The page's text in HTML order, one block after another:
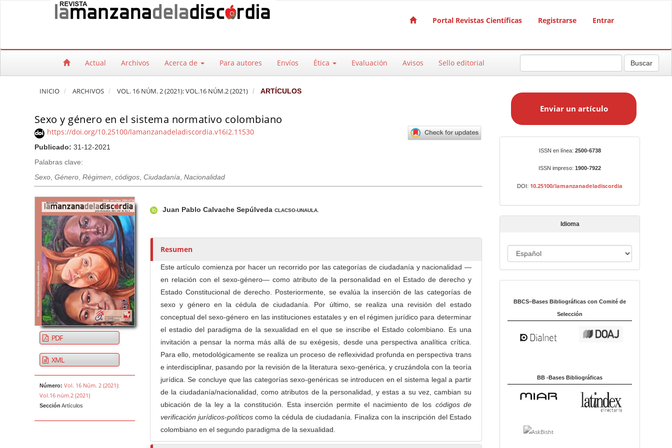
Salto rápido al contenido de la página
Navegación principal
Portal Revistas Científicas Registrarse Entrar
Actual Archivos Acerca de Para autores Envíos Ética Evaluación Avisos Sello editorial Buscar
INICIO ARCHIVOS VOL. 16 NÚM. 2 (2021): VOL.16 NÚM.2 (2021) ARTÍCULOS
Sexo y género en el sistema normativo colombiano
https://doi.org/10.25100/lamanzanadeladiscordia.v16i2.11530
Publicado: 31-12-2021
Palabras clave:
Sexo, Género, Régimen, códigos, Ciudadanía, Nacionalidad
Barra lateral del artículo
PDF
XML
Número: Vol. 16 Núm. 2 (2021):
Vol.16 núm.2 (2021)
Sección Artículos
u
o
e
Juan Pablo Calvache Sepúlveda CLACSO-UNAULA.
Resumen
Este artículo comienza por hacer un recorrido por las categorías de ciudadanía y nacionalidad —
en relación con el sexo-género— como atributo de la personalidad en el Estado de derecho y
Estado Constitucional de derecho. Posteriormente, se evalúa la inserción de las categorías de
sexo y género en la cédula de ciudadanía. Por último, se realiza una revisión del estado
conceptual del sexo-género en las instituciones estatales y en el régimen jurídico para determinar
el estadio del paradigma de la sexualidad en el que se inscribe el Estado colombiano. Es una
invitación a pensar la norma más allá de su exégesis, desde una perspectiva analítica crítica.
Para ello, metodológicamente se realiza un proceso de reflexividad profunda en perspectiva trans
e interdisciplinar, pasando por la revisión de la literatura sexo-genérica, y cruzándola con la teoría
jurídica. Se concluye que las categorías sexo-genéricas se introducen en el sistema legal a partir
de la ciudadanía/nacionalidad, como atributos de la personalidad, y estas a su vez, cambian su
ubicación de la ley a la constitución. Esta inserción permite el nacimiento de los códigos de
verificación jurídicos-políticoscomo la cédula de ciudadanía. Finaliza con la inscripción del Estado
colombiano en el segundo paradigma de la sexualidad.
a
t
í
o
Enviar un artículo
ISSN en línea: 2500-6738
ISSN impreso:1900-7922
DOI: 10.25100/lamanzanadeladiscordia
Idioma
d
m
a
BBCS–Bases Bibliográficas con Comité de
Selección
BB -Bases Bibliográficas